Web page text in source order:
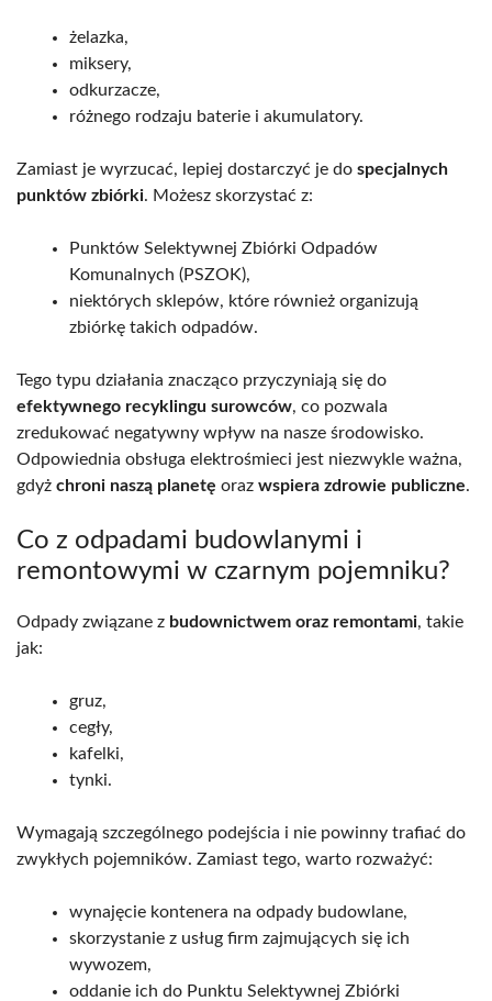
żelazka,
miksery,
odkurzacze,
różnego rodzaju baterie i akumulatory.
Zamiast je wyrzucać, lepiej dostarczyć je do specjalnych
punktów zbiórki. Możesz skorzystać z:
Punktów Selektywnej Zbiórki Odpadów
Komunalnych (PSZOK),
niektórych sklepów, które również organizują
zbiórkę takich odpadów.
Tego typu działania znacząco przyczyniają się do
efektywnego recyklingu surowców, co pozwala
zredukować negatywny wpływ na nasze środowisko.
Odpowiednia obsługa elektrośmieci jest niezwykle ważna,
gdyż chroni naszą planetę oraz wspiera zdrowie publiczne.
Co z odpadami budowlanymi i
remontowymi w czarnym pojemniku?
Odpady związane z budownictwem oraz remontami, takie
jak:
gruz,
cegły,
kafelki,
tynki.
Wymagają szczególnego podejścia i nie powinny trafiać do
zwykłych pojemników. Zamiast tego, warto rozważyć:
wynajęcie kontenera na odpady budowlane,
skorzystanie z usług firm zajmujących się ich
wywozem,
oddanie ich do Punktu Selektywnej Zbiórki